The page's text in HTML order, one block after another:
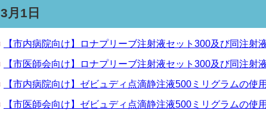
3月1日
【市内病院向け】ロナプリーブ注射液セット300及び同注
【市医師会向け】ロナプリーブ注射液セット300及び同注
【市内病院向け】ゼビュディ点滴静注液500ミリグラムの使
【市医師会向け】ゼビュディ点滴静注液500ミリグラムの使